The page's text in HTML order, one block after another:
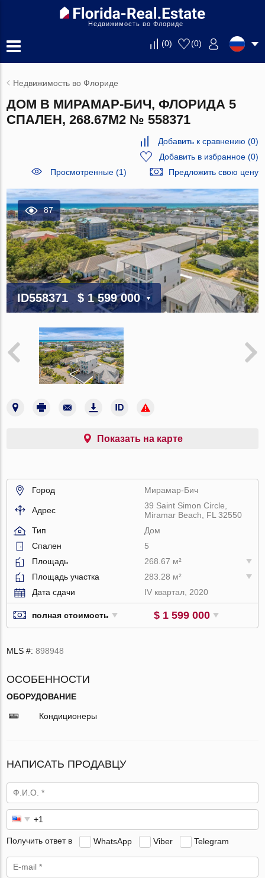
Недвижимость во Флориде
(0) (0)
Недвижимость во Флориде
ДОМ В МИРАМАР-БИЧ, ФЛОРИДА 5
СПАЛЕН, 268.67М2 № 558371
Добавить к сравнению (0)
Добавить в избранное(0)
Просмотренные (1)
Предложить свою цену
87
ID558371 $ 1 599 000
Показать на карте
Город Мирамар-Бич
Адрес
39 Saint Simon Circle,
Miramar Beach, FL 32550
Тип
Дом
Спален
5
Площадь
268.67 м²
Площадь участка
283.28 м²
Дата сдачи
IV квартал, 2020
полная стоимость $ 1 599 000
MLS #:898948
ОСОБЕННОСТИ
ОБОРУДОВАНИЕ
Кондиционеры
НАПИСАТЬ ПРОДАВЦУ
Получить ответ в WhatsApp Viber Telegram